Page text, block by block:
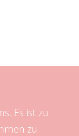
Es ist zu
zu